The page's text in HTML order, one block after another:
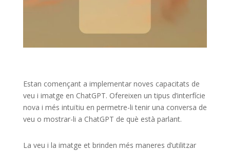
Estan començant a implementar noves capacitats de
veu i imatge en ChatGPT. Ofereixen un tipus d’interfície
nova i més intuïtiu en permetre-li tenir una conversa de
veu o mostrar-li a ChatGPT de què està parlant.
La veu i la imatge et brinden més maneres d’utilitzar